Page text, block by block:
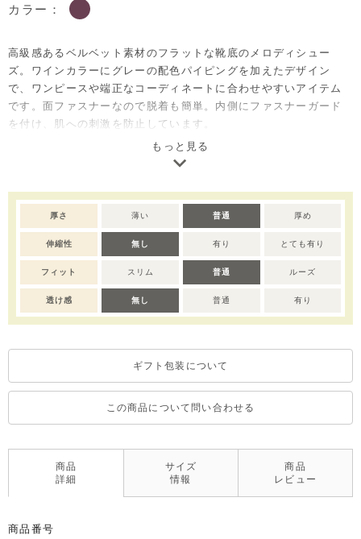
カラー：
高級感あるベルベット素材のフラットな靴底のメロディシュー
ズ。ワインカラーにグレーの配色パイピングを加えたデザイン
で、ワンピースや端正なコーディネートに合わせやすいアイテム
です。面ファスナーなので脱着も簡単。内側にファスナーガード
を付け、肌への刺激を防止しています。
※140サイズは音が鳴らない仕様となっております。
※メロディシューズはお子様が、履いて歩いた際に音が鳴るよう
場合もございますので、予めご了承ください。
もっと見る
厚さ 薄い 普通 厚め
伸縮性 無し 有り とても有り
フィット スリム 普通 ルーズ
透け感 無し 普通 有り
ギフト包装について
この商品について問い合わせる
商品
詳細
サイズ
情報
商品
レビュー
商品番号